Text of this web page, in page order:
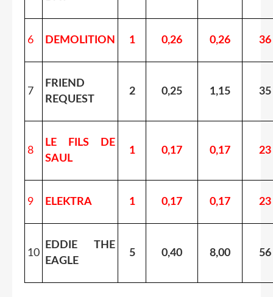
6 DEMOLITION 1 0,26 0,26 36
7
FRIEND
REQUEST
2 0,25 1,15 35
8
LE FILS DE
SAUL
1 0,17 0,17 23
9 ELEKTRA 1 0,17 0,17 23
10
EDDIE THE
EAGLE
5 0,40 8,00